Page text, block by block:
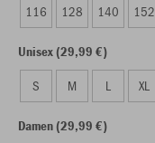
116 128 140 152
Unisex (29,99 €)
S M L XL
Damen (29,99 €)